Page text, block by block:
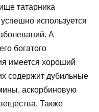
татарника
используется
А
богатого
имеется хороший
содержит дубильные
аскорбиновую
Также